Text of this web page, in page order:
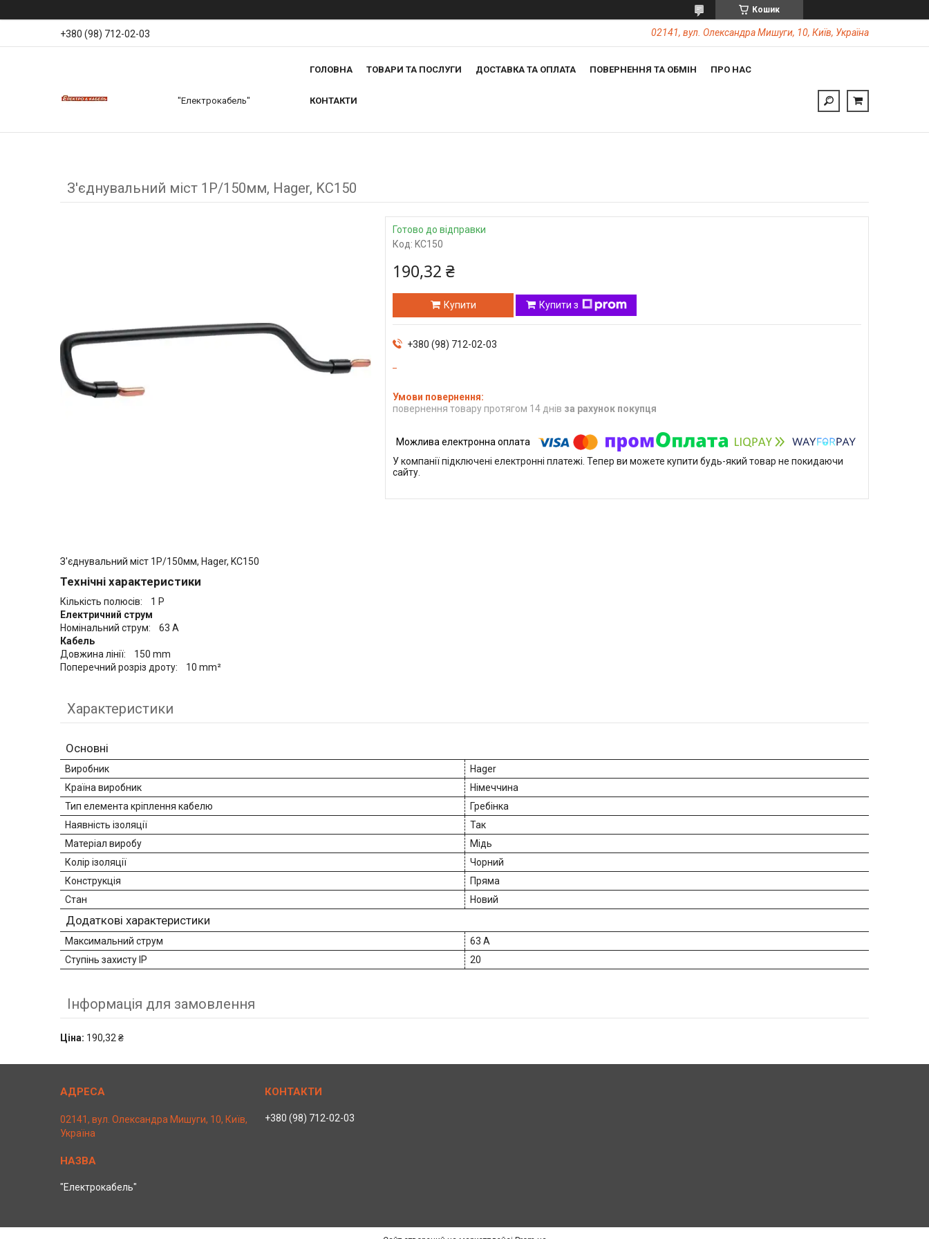
Кошик
+380 (98) 712-02-03 02141, вул. Олександра Мишуги, 10, Київ, Україна
"Електрокабель"
ГОЛОВНА ТОВАРИ ТА ПОСЛУГИ ДОСТАВКА ТА ОПЛАТА ПОВЕРНЕННЯ ТА ОБМІН ПРО НАС
КОНТАКТИ
З'єднувальний міст 1Р/150мм, Hager, KC150
Готово до відправки
Код: KC150
190,32 ₴
Купити Купити з
+380 (98) 712-02-03
повернення товару протягом 14 днів за рахунок покупця
У компанії підключені електронні платежі. Тепер ви можете купити будь-який товар не покидаючи
сайту.
З'єднувальний міст 1Р/150мм, Hager, KC150
Технічні характеристики
Кількість полюсів: 1 P
Електричний струм
Номінальний струм: 63 A
Кабель
Довжина лінії: 150 mm
Поперечний розріз дроту: 10 mm²
Характеристики
Основні
Виробник
Hager
Країна виробник
Німеччина
Тип елемента кріплення кабелю
Гребінка
Наявність ізоляції
Так
Матеріал виробу
Мідь
Колір ізоляції
Чорний
Конструкція
Пряма
Стан
Новий
Додаткові характеристики
Максимальний струм
63 А
Ступінь захисту IP
20
Інформація для замовлення
Ціна: 190,32 ₴
02141, вул. Олександра Мишуги, 10, Київ,
Україна
"Електрокабель"
+380 (98) 712-02-03